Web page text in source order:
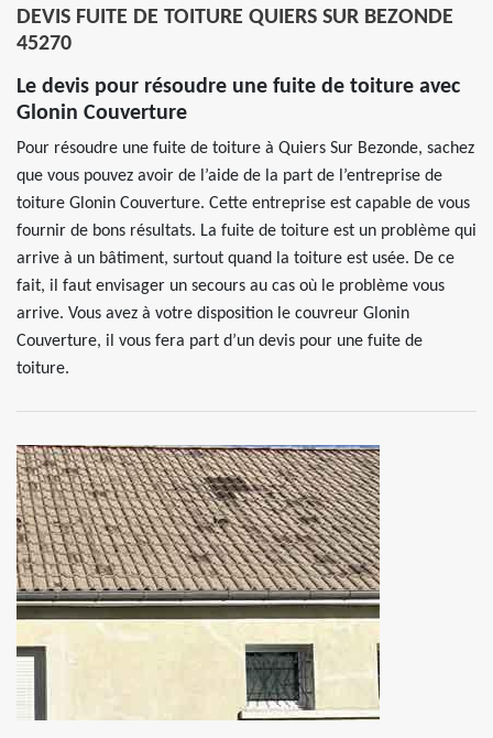
DEVIS FUITE DE TOITURE QUIERS SUR BEZONDE
45270
Le devis pour résoudre une fuite de toiture avec
Glonin Couverture
Pour résoudre une fuite de toiture à Quiers Sur Bezonde, sachez
que vous pouvez avoir de l’aide de la part de l’entreprise de
toiture Glonin Couverture. Cette entreprise est capable de vous
fournir de bons résultats. La fuite de toiture est un problème qui
arrive à un bâtiment, surtout quand la toiture est usée. De ce
fait, il faut envisager un secours au cas où le problème vous
arrive. Vous avez à votre disposition le couvreur Glonin
Couverture, il vous fera part d’un devis pour une fuite de
toiture.